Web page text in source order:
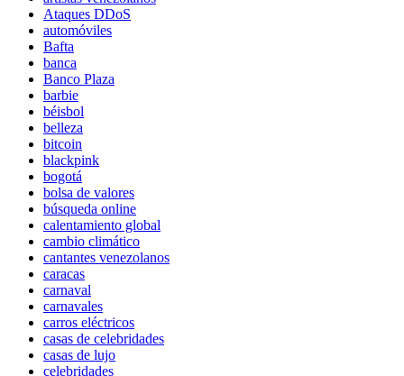
Ataques DDoS
automóviles
Bafta
banca
Banco Plaza
barbie
béisbol
belleza
bitcoin
blackpink
bogotá
bolsa de valores
búsqueda online
calentamiento global
cambio climático
cantantes venezolanos
caracas
carnaval
carnavales
carros eléctricos
casas de celebridades
casas de lujo
celebridades